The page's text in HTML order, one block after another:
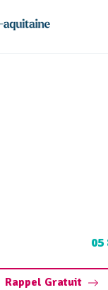
05
Rappel Gratuit